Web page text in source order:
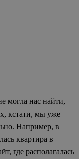
могла нас найти,
кстати, мы уже
Например, в
квартира в
где располагалась